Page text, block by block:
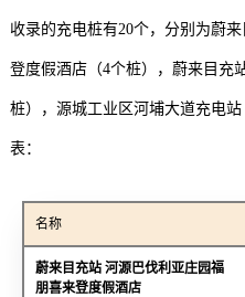
选车推荐
充电站
用车百科
收录的充电桩有20个，分别为蔚
登度假酒店（4个桩），蔚来目充
桩），源城工业区河埔大道充电
表：
名称
蔚来目充站 河源巴伐利亚庄园福
朋喜来登度假酒店